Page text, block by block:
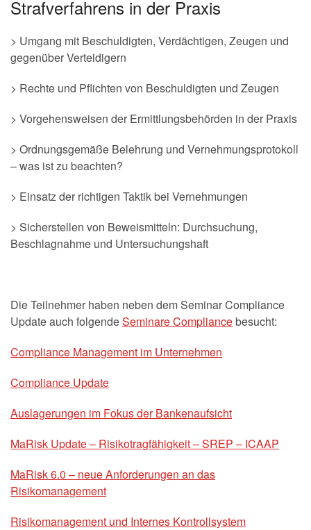
Strafverfahrens in der Praxis
> Umgang mit Beschuldigten, Verdächtigen, Zeugen und
gegenüber Verteidigern
> Rechte und Pflichten von Beschuldigten und Zeugen
> Vorgehensweisen der Ermittlungsbehörden in der Praxis
> Ordnungsgemäße Belehrung und Vernehmungsprotokoll
– was ist zu beachten?
> Einsatz der richtigen Taktik bei Vernehmungen
> Sicherstellen von Beweismitteln: Durchsuchung,
Beschlagnahme und Untersuchungshaft
Die Teilnehmer haben neben dem Seminar Compliance
Update auch folgendeSeminare Compliancebesucht:
Compliance Management im Unternehmen
Compliance Update
Auslagerungen im Fokus der Bankenaufsicht
MaRisk Update – Risikotragfähigkeit – SREP – ICAAP
MaRisk 6.0 – neue Anforderungen an das
Risikomanagement
Risikomanagement und Internes Kontrollsystem